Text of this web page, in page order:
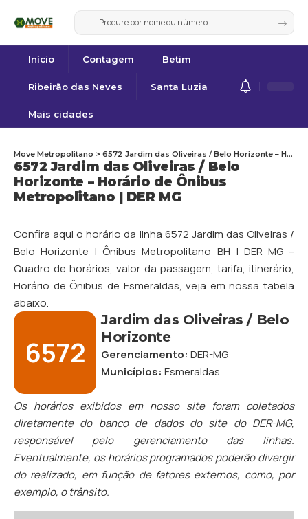
Início Contagem Betim
Ribeirão das Neves Santa Luzia
Mais cidades
6572 Jardim das Oliveiras / Belo
Horizonte – Horário de Ônibus
Metropolitano | DER MG
Move Metropolitano > 6572 Jardim das Oliveiras / Belo Horizonte – Horário de Ônibus Metropolitano | DER MG
Confira aqui o horário da linha 6572 Jardim das Oliveiras /
Belo Horizonte | Ônibus Metropolitano BH | DER MG –
Quadro de horários, valor da passagem, tarifa, itinerário,
Horário de Ônibus de Esmeraldas, veja em nossa tabela
abaixo.
6572
Jardim das Oliveiras / Belo
Horizonte
Gerenciamento: DER-MG
Municípios: Esmeraldas
Os horários exibidos em nosso site foram coletados
diretamente do banco de dados do site do DER-MG,
responsável pelo gerenciamento das linhas.
Eventualmente, os horários programados poderão divergir
do realizado, em função de fatores externos, como, por
exemplo, o trânsito.